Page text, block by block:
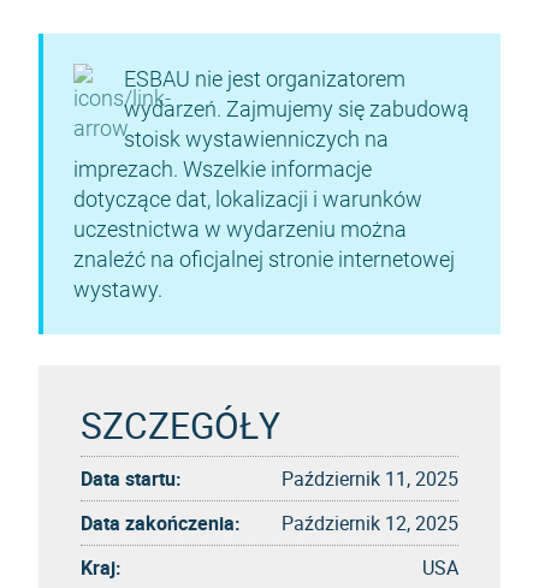
ESBAU nie jest organizatorem
wydarzeń. Zajmujemy się zabudową
stoisk wystawienniczych na
imprezach. Wszelkie informacje
dotyczące dat, lokalizacji i warunków
uczestnictwa w wydarzeniu można
znaleźć na oficjalnej stronie internetowej
wystawy.
SZCZEGÓŁY
Data startu:
Październik 11, 2025
Data zakończenia:
Październik 12, 2025
Kraj:
USA